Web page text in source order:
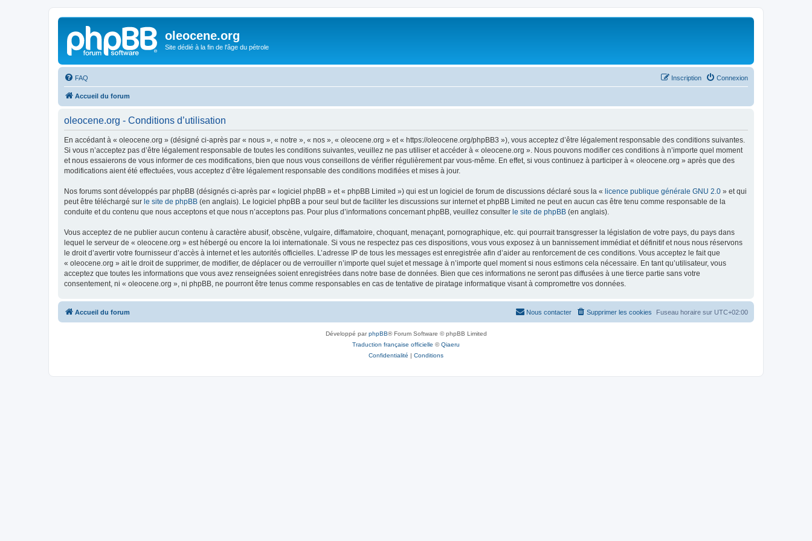
oleocene.org
Site dédié à la fin de l'âge du pétrole
FAQ Connexion
Inscription
Accueil du forum
oleocene.org - Conditions d’utilisation
En accédant à « oleocene.org » (désigné ci-après par « nous », « notre », « nos », « oleocene.org » et « https://oleocene.org/phpBB3 »), vous acceptez d’être légalement responsable des conditions suivantes.
Si vous n’acceptez pas d’être légalement responsable de toutes les conditions suivantes, veuillez ne pas utiliser et accéder à « oleocene.org ». Nous pouvons modifier ces conditions à n’importe quel moment
et nous essaierons de vous informer de ces modifications, bien que nous vous conseillons de vérifier régulièrement par vous-même. En effet, si vous continuez à participer à « oleocene.org » après que des
modifications aient été effectuées, vous acceptez d’être légalement responsable des conditions modifiées et mises à jour.
Nos forums sont développés par phpBB (désignés ci-après par « logiciel phpBB » et « phpBB Limited ») qui est un logiciel de forum de discussions déclaré sous la « licence publique générale GNU 2.0 » et qui
peut être téléchargé sur le site de phpBB (en anglais). Le logiciel phpBB a pour seul but de faciliter les discussions sur internet et phpBB Limited ne peut en aucun cas être tenu comme responsable de la
conduite et du contenu que nous acceptons et que nous n’acceptons pas. Pour plus d’informations concernant phpBB, veuillez consulter le site de phpBB (en anglais).
Vous acceptez de ne publier aucun contenu à caractère abusif, obscène, vulgaire, diffamatoire, choquant, menaçant, pornographique, etc. qui pourrait transgresser la législation de votre pays, du pays dans
lequel le serveur de « oleocene.org » est hébergé ou encore la loi internationale. Si vous ne respectez pas ces dispositions, vous vous exposez à un bannissement immédiat et définitif et nous nous réservons
le droit d’avertir votre fournisseur d’accès à internet et les autorités officielles. L’adresse IP de tous les messages est enregistrée afin d’aider au renforcement de ces conditions. Vous acceptez le fait que
« oleocene.org » ait le droit de supprimer, de modifier, de déplacer ou de verrouiller n’importe quel sujet et message à n’importe quel moment si nous estimons cela nécessaire. En tant qu’utilisateur, vous
acceptez que toutes les informations que vous avez renseignées soient enregistrées dans notre base de données. Bien que ces informations ne seront pas diffusées à une tierce partie sans votre
consentement, ni « oleocene.org », ni phpBB, ne pourront être tenus comme responsables en cas de tentative de piratage informatique visant à compromettre vos données.
Accueil du forum Fuseau horaire sur UTC+02:00
Supprimer les cookies
Nous contacter
Développé parphpBB® Forum Software © phpBB Limited
Traduction française officielle ©Qiaeru
Confidentialité | Conditions